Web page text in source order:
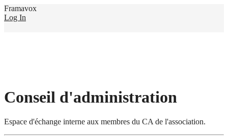
Framavox
Log In
Conseil d'administration
Espace d'échange interne aux membres du CA de l'association.